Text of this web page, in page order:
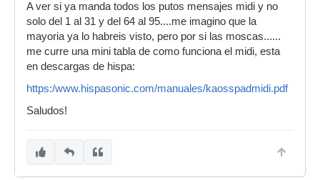
A ver si ya manda todos los putos mensajes midi y no
solo del 1 al 31 y del 64 al 95....me imagino que la
mayoria ya lo habreis visto, pero por si las moscas......
me curre una mini tabla de como funciona el midi, esta
en descargas de hispa:
https:/www.hispasonic.com/manuales/kaosspadmidi.pdf
Saludos!